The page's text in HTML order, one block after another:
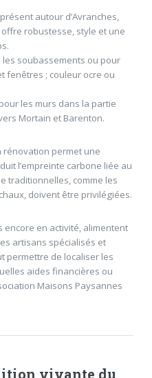
autour d’Avranches,
robustesse, style et une
soubassements ou pour
fenêtres ; couleur ocre ou
les murs dans la partie
Mortain et Barenton.
rénovation permet une
l’empreinte carbone liée au
traditionnelles, comme les
doivent être privilégiées.
en activité, alimentent
artisans spécialisés et
permettre de localiser les
aides financières ou
Maisons Paysannes
vivante du